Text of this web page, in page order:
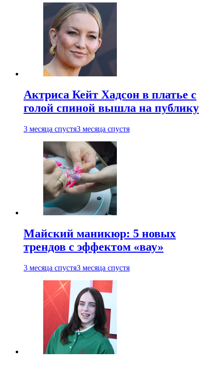
Актриса Кейт Хадсон в платье с
голой спиной вышла на публику
3 месяца спустя3 месяца спустя
Майский маникюр: 5 новых
трендов с эффектом «вау»
3 месяца спустя3 месяца спустя